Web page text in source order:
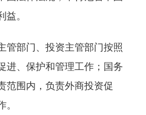
益。
部门、投资主管部门按照
进、保护和管理工作；国务
范围内，负责外商投资促
。